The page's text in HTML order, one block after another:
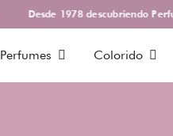
Desde 1978 descubriendo
Perfumes Colorido